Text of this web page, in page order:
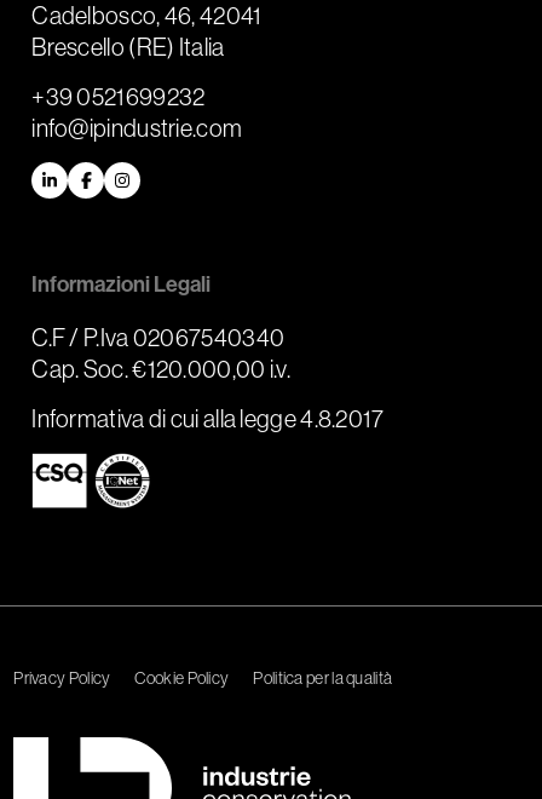
Cadelbosco, 46, 42041
Brescello (RE) Italia
+39 0521699232
info@ipindustrie.com
LinkedInFacebookInstagram
Informazioni Legali
C.F / P.Iva 02067540340
Cap. Soc. €120.000,00 i.v.
Informativa di cui alla legge 4.8.2017
Privacy Policy Cookie Policy Politica per la qualità